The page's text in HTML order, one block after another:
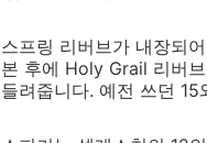
스프링 리버브가 내장되
본 후에 Holy Grail 리버
들려줍니다. 예전 쓰던